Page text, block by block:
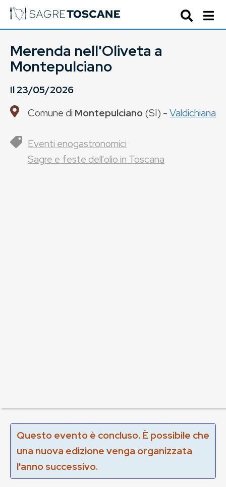
Merenda nell'Oliveta a
Montepulciano
Il23/05/2026
Comune di Montepulciano(SI) -Valdichiana
Eventi enogastronomici
Sagre e feste dell'olio in Toscana
Questo evento è concluso. È possibile che
una nuova edizione venga organizzata
l'anno successivo.